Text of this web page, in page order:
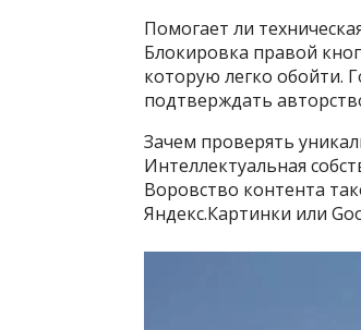
Помогает ли
Блокировка правой
которую легко обойти.
подтверждать
Зачем проверять
Интеллектуальная
Воровство контента
Яндекс.Картинки или